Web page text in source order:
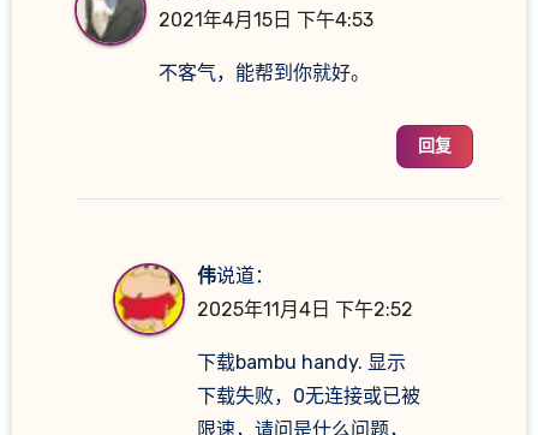
2021年4月15日 下午4:53
不客气，能帮到你就好。
回复
伟说道：
2025年11月4日 下午2:52
下载bambu handy. 显示
下载失败，0无连接或已被
限速，请问是什么问题，